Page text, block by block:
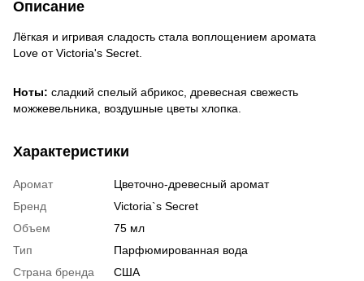
Описание
Лёгкая и игривая сладость стала воплощением аромата
Love от Victoria's Secret.
Ноты: сладкий спелый абрикос, древесная свежесть
можжевельника, воздушные цветы хлопка.
Характеристики
Аромат
Цветочно-древесный аромат
Бренд
Victoria`s Secret
Объем
75 мл
Тип
Парфюмированная вода
Страна бренда
США